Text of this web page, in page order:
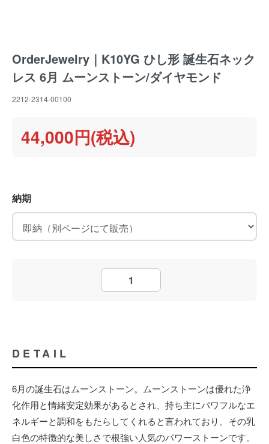
OrderJewelry｜K10YG ひし形 誕生石ネック
レス 6月 ムーンストーン/ダイヤモンド
2212-2314-00100
44,000円(税込)
納期
DETAIL
6月の誕生石はムーンストーン。ムーンストーンは優れた浄
化作用と情緒安定効果があるとされ、持ち主にパワフルなエ
ネルギーと調和をもたらしてくれると言われており、その乳
白色の特徴的な美しさで根強い人気のパワーストーンです。